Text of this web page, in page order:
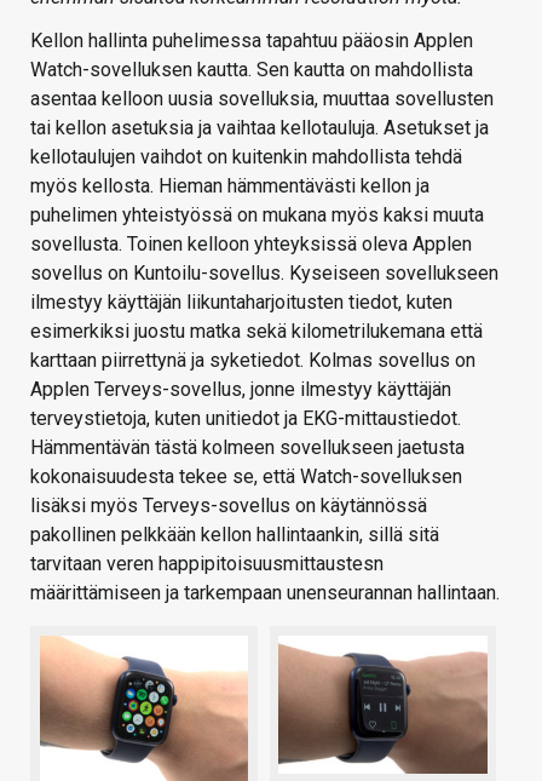
Kellon hallinta puhelimessa tapahtuu pääosin Applen
Watch-sovelluksen kautta. Sen kautta on mahdollista
asentaa kelloon uusia sovelluksia, muuttaa sovellusten
tai kellon asetuksia ja vaihtaa kellotauluja. Asetukset ja
kellotaulujen vaihdot on kuitenkin mahdollista tehdä
myös kellosta. Hieman hämmentävästi kellon ja
puhelimen yhteistyössä on mukana myös kaksi muuta
sovellusta. Toinen kelloon yhteyksissä oleva Applen
sovellus on Kuntoilu-sovellus. Kyseiseen sovellukseen
ilmestyy käyttäjän liikuntaharjoitusten tiedot, kuten
esimerkiksi juostu matka sekä kilometrilukemana että
karttaan piirrettynä ja syketiedot. Kolmas sovellus on
Applen Terveys-sovellus, jonne ilmestyy käyttäjän
terveystietoja, kuten unitiedot ja EKG-mittaustiedot.
Hämmentävän tästä kolmeen sovellukseen jaetusta
kokonaisuudesta tekee se, että Watch-sovelluksen
lisäksi myös Terveys-sovellus on käytännössä
pakollinen pelkkään kellon hallintaankin, sillä sitä
tarvitaan veren happipitoisuusmittaustesn
määrittämiseen ja tarkempaan unenseurannan hallintaan.